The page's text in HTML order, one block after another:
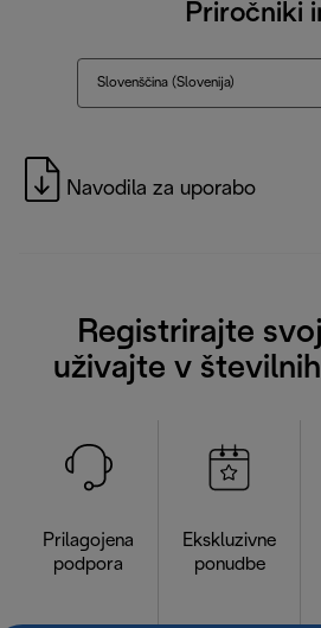
Priročniki
Slovenščina (Slovenija)
Navodila za uporabo
Registrirajte
uživajte v
Prilagojena
podpora
Ekskluzivne
ponudbe